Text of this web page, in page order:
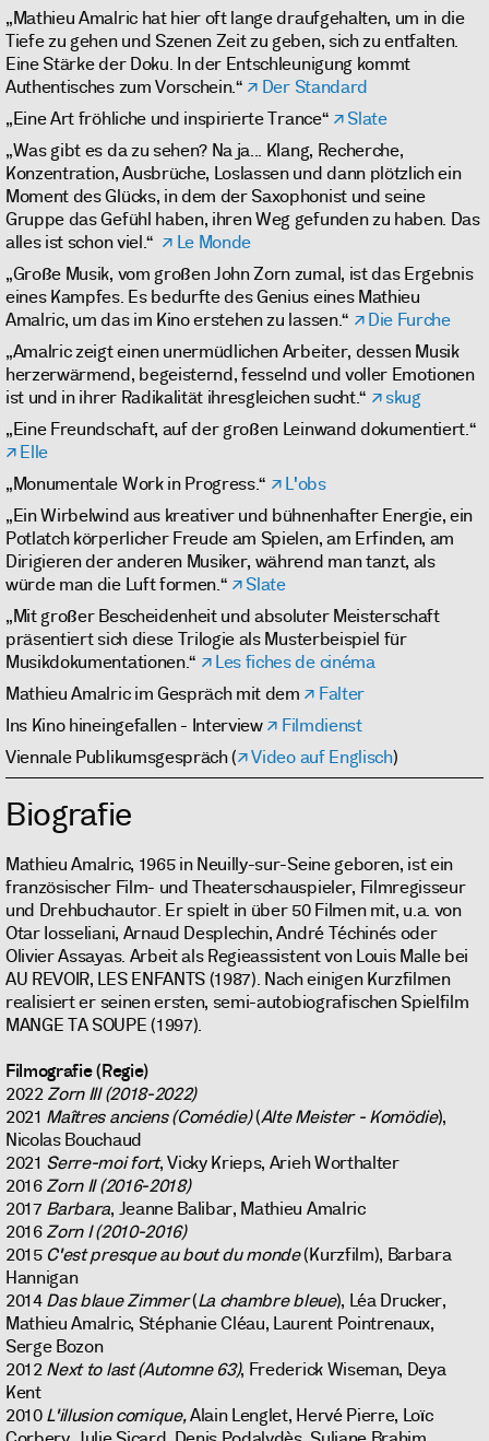
„Mathieu Amalric hat hier oft lange draufgehalten, um in die
Tiefe zu gehen und Szenen Zeit zu geben, sich zu entfalten.
Eine Stärke der Doku. In der Entschleunigung kommt
Authentisches zum Vorschein.“
Der Standard
„Eine Art fröhliche und inspirierte Trance“
Slate
„Was gibt es da zu sehen? Na ja... Klang, Recherche,
Konzentration, Ausbrüche, Loslassen und dann plötzlich ein
Moment des Glücks, in dem der Saxophonist und seine
Gruppe das Gefühl haben, ihren Weg gefunden zu haben. Das
alles ist schon viel.“
Le Monde
„Große Musik, vom großen John Zorn zumal, ist das Ergebnis
eines Kampfes. Es bedurfte des Genius eines Mathieu
Amalric, um das im Kino erstehen zu lassen.“
Die Furche
„Amalric zeigt einen unermüdlichen Arbeiter, dessen Musik
herzerwärmend, begeisternd, fesselnd und voller Emotionen
ist und in ihrer Radikalität ihresgleichen sucht.“
skug
„Eine Freundschaft, auf der großen Leinwand dokumentiert.“
Elle
„Monumentale Work in Progress.“
L'obs
„Ein Wirbelwind aus kreativer und bühnenhafter Energie, ein
Potlatch körperlicher Freude am Spielen, am Erfinden, am
Dirigieren der anderen Musiker, während man tanzt, als
würde man die Luft formen.“
Slate
„Mit großer Bescheidenheit und absoluter Meisterschaft
präsentiert sich diese Trilogie als Musterbeispiel für
Musikdokumentationen.“
Les fiches de cinéma
Mathieu Amalric im Gespräch mit dem
Falter
Ins Kino hineingefallen - Interview
Filmdienst
Viennale Publikumsgespräch (
Video auf Englisch)
Biografie
Mathieu Amalric, 1965 in Neuilly-sur-Seine geboren, ist ein
französischer Film- und Theaterschauspieler, Filmregisseur
und Drehbuchautor. Er spielt in über 50 Filmen mit, u.a. von
Otar Iosseliani, Arnaud Desplechin, André Téchinés oder
Olivier Assayas. Arbeit als Regieassistent von Louis Malle bei
AU REVOIR, LES ENFANTS (1987). Nach einigen Kurzfilmen
realisiert er seinen ersten, semi-autobiografischen Spielfilm
MANGE TA SOUPE (1997).
Filmografie (Regie)
2022Zorn III (2018-2022)
2021 Maîtres anciens (Comédie)(Alte Meister - Komödie),
Nicolas Bouchaud
2021 Serre-moi fort, Vicky Krieps, Arieh Worthalter
2016Zorn II (2016-2018)
2017 Barbara, Jeanne Balibar, Mathieu Amalric
2016Zorn I (2010-2016)
2015 C'est presque au bout du monde(Kurzfilm), Barbara
Hannigan
2014Das blaue Zimmer(La chambre bleue), Léa Drucker,
Mathieu Amalric, Stéphanie Cléau, Laurent Pointrenaux,
Serge Bozon
2012Next to last (Automne 63), Frederick Wiseman, Deya
Kent
2010L'illusion comique,Alain Lenglet, Hervé Pierre, Loïc